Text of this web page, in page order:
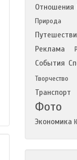
Отношения
Природа
Реклама
События
Творчество
Транспорт
Фото
Экономика